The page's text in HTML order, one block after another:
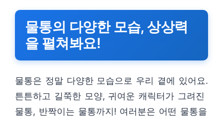
물통의 다양한 모습, 상상력
을 펼쳐봐요!
물통은 정말 다양한 모습으로 우리 곁에 있어요.
튼튼하고 길쭉한 모양, 귀여운 캐릭터가 그려진
물통, 반짝이는 물통까지! 여러분은 어떤 물통을